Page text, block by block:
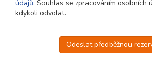
údajů. Souhlas se zpracováním osobních
kdykoli odvolat.
Odeslat předběžnou